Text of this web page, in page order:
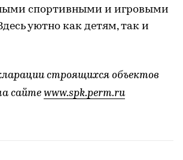
спортивными и игровыми
уютно как детям, так и
строящихся объектов
сайте www.spk.perm.ru